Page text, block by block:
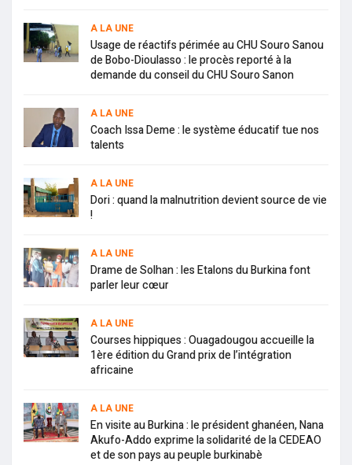
A LA UNE
Usage de réactifs périmée au CHU Souro Sanou
de Bobo-Dioulasso : le procès reporté à la
demande du conseil du CHU Souro Sanon
A LA UNE
Coach Issa Deme : le système éducatif tue nos
talents
A LA UNE
Dori : quand la malnutrition devient source de vie
!
A LA UNE
Drame de Solhan : les Etalons du Burkina font
parler leur cœur
A LA UNE
Courses hippiques : Ouagadougou accueille la
1ère édition du Grand prix de l’intégration
africaine
A LA UNE
En visite au Burkina : le président ghanéen, Nana
Akufo-Addo exprime la solidarité de la CEDEAO
et de son pays au peuple burkinabè